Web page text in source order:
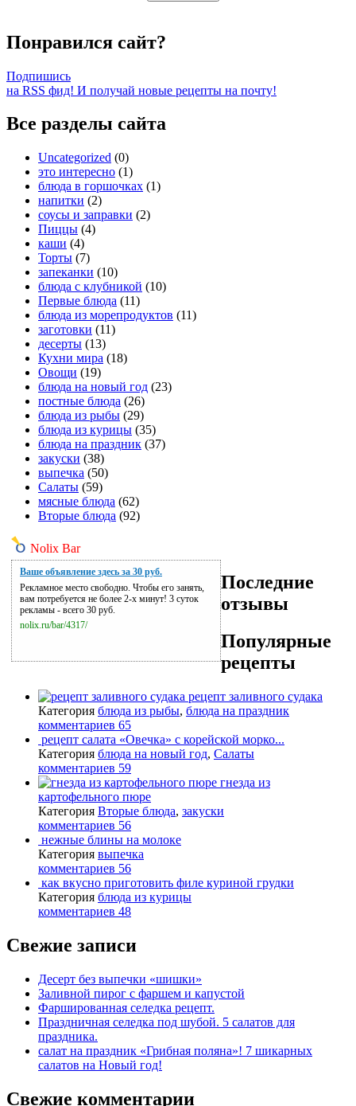
Понравился сайт?
Подпишись
на RSS фид! И получай новые рецепты на почту!
Все разделы сайта
Uncategorized (0)
это интересно (1)
блюда в горшочках (1)
напитки (2)
соусы и заправки (2)
Пиццы (4)
каши (4)
Торты (7)
запеканки (10)
блюда с клубникой (10)
Первые блюда (11)
блюда из морепродуктов (11)
заготовки (11)
десерты (13)
Кухни мира (18)
Овощи (19)
блюда на новый год (23)
постные блюда (26)
блюда из рыбы (29)
блюда из курицы (35)
блюда на праздник (37)
закуски (38)
выпечка (50)
Салаты (59)
мясные блюда (62)
Вторые блюда (92)
Nolix Bar
Ваше объявление здесь за 30 руб.
Рекламное место свободно. Чтобы его занять,
вам потребуется не более 2-х минут! 3 суток
рекламы - всего 30 руб.
nolix.ru/bar/4317/
Последние
отзывы
Популярные
рецепты
рецепт заливного судака
Категория блюда из рыбы, блюда на праздник
комментариев 65
рецепт салата «Овечка» с корейской морко...
Категория блюда на новый год, Салаты
комментариев 59
гнезда из
картофельного пюре
Категория Вторые блюда, закуски
комментариев 56
нежные блины на молоке
Категория выпечка
комментариев 56
как вкусно приготовить филе куриной грудки
Категория блюда из курицы
комментариев 48
Свежие записи
Десерт без выпечки «шишки»
Заливной пирог с фаршем и капустой
Фаршированная селедка рецепт.
Праздничная селедка под шубой. 5 салатов для
праздника.
салат на праздник «Грибная поляна»! 7 шикарных
салатов на Новый год!
Свежие комментарии